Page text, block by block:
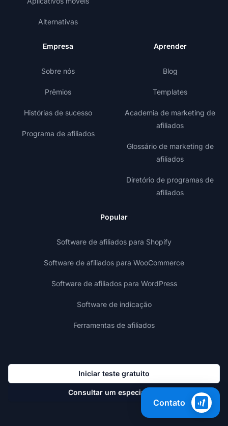
Alternativas
Empresa
Sobre nós
Prêmios
Histórias de sucesso
Programa de afiliados
Aprender
Blog
Templates
Academia de marketing de
afiliados
Glossário de marketing de
afiliados
Diretório de programas de
afiliados
Popular
Software de afiliados para Shopify
Software de afiliados para WooCommerce
Software de afiliados para WordPress
Software de indicação
Ferramentas de afiliados
Iniciar teste gratuito
Consultar um especialista
Contato